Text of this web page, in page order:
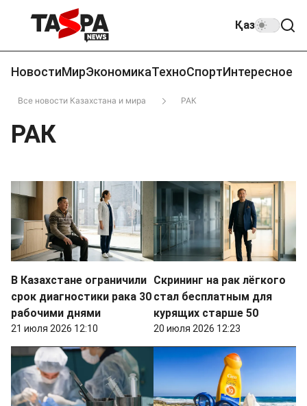
Қаз
НовостиМирЭкономикаТехноСпортИнтересное
Все новости Казахстана и мира РАК
РАК
В Казахстане ограничили
срок диагностики рака 30
рабочими днями
21 июля 2026 12:10
Скрининг на рак лёгкого
стал бесплатным для
курящих старше 50
20 июля 2026 12:23